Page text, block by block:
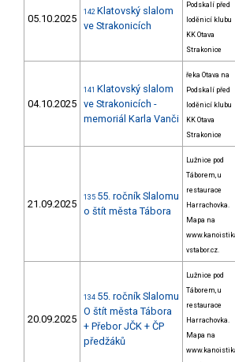
05.10.2025
142 Klatovský slalom
ve Strakonicích
Podskalí před
loděnicí klubu
KK Otava
Strakonice
04.10.2025
141 Klatovský slalom
ve Strakonicích -
memoriál Karla Vanči
řeka Otava na
Podskalí před
loděnicí klubu
KK Otava
Strakonice
21.09.2025
135 55. ročník Slalomu
o štít města Tábora
Lužnice pod
Táborem, u
restaurace
Harrachovka.
Mapa na
vstabor.cz.
20.09.2025
134 55. ročník Slalomu
O štít města Tábora
+ Přebor JČK + ČP
předžáků
Lužnice pod
Táborem, u
restaurace
Harrachovka.
Mapa na